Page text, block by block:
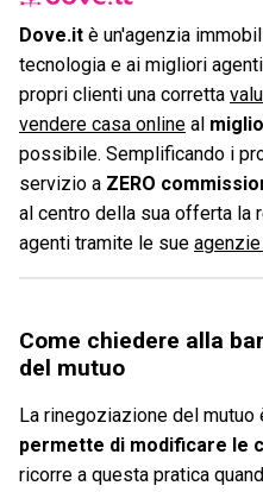
Dove.it è un'agenzia
tecnologia e ai migliori
propri clienti una corretta
vendere casa online al
possibile. Semplificando i
servizio a ZERO
al centro della sua offerta la
agenti tramite le sue
Come chiedere alla
del mutuo
La rinegoziazione del mutuo
permette di modificare le
ricorre a questa pratica